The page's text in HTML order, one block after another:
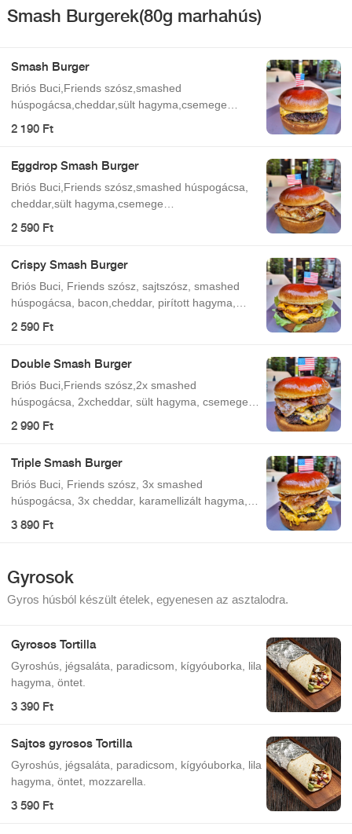
Smash Burgerek(80g marhahús)
Smash Burger
Briós Buci,Friends szósz,smashed
húspogácsa,cheddar,sült hagyma,csemege
2 190 Ft
Eggdrop Smash Burger
Briós Buci,Friends szósz,smashed húspogácsa,
cheddar,sült hagyma,csemege
2 590 Ft
Crispy Smash Burger
Briós Buci, Friends szósz, sajtszósz, smashed
húspogácsa, bacon,cheddar, pirított hagyma,
2 590 Ft
Double Smash Burger
Briós Buci,Friends szósz,2x smashed
húspogácsa, 2xcheddar, sült hagyma, csemege
2 990 Ft
Triple Smash Burger
Briós Buci, Friends szósz, 3x smashed
húspogácsa, 3x cheddar, karamellizált hagyma,
3 890 Ft
Gyrosok
Gyros húsból készült ételek, egyenesen az asztalodra.
Gyrosos Tortilla
Gyroshús, jégsaláta, paradicsom, kígyóuborka, lila
hagyma, öntet.
3 390 Ft
Sajtos gyrosos Tortilla
Gyroshús, jégsaláta, paradicsom, kígyóuborka, lila
hagyma, öntet, mozzarella.
3 590 Ft